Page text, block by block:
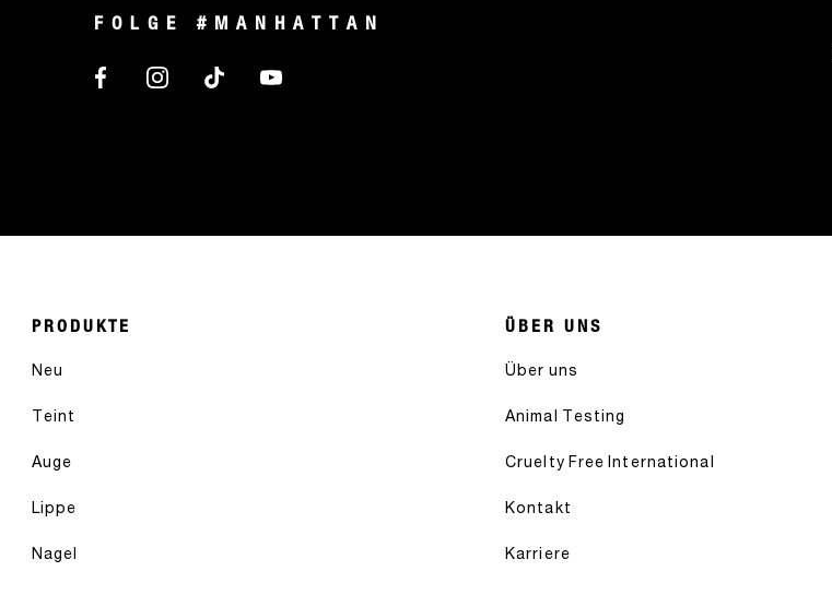
Bewertungen
FOLGE #MANHATTAN
PRODUKTE
Neu
Teint
Auge
Lippe
Nagel
ÜBER UNS
Über uns
Animal Testing
Cruelty Free International
Kontakt
Karriere